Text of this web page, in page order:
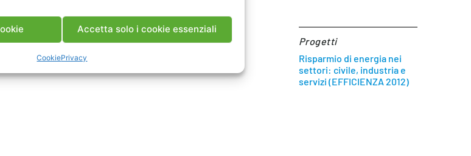
Accetta solo i cookie essenziali
CookiePrivacy
in l’Italia, soprattutto nelle regioni
è presente una notevole radiazione solare
Progetti
Risparmio di energia nei
settori: civile, industria e
servizi (EFFICIENZA 2012)